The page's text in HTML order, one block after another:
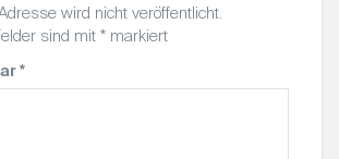
wird nicht veröffentlicht.
sind mit * markiert
*